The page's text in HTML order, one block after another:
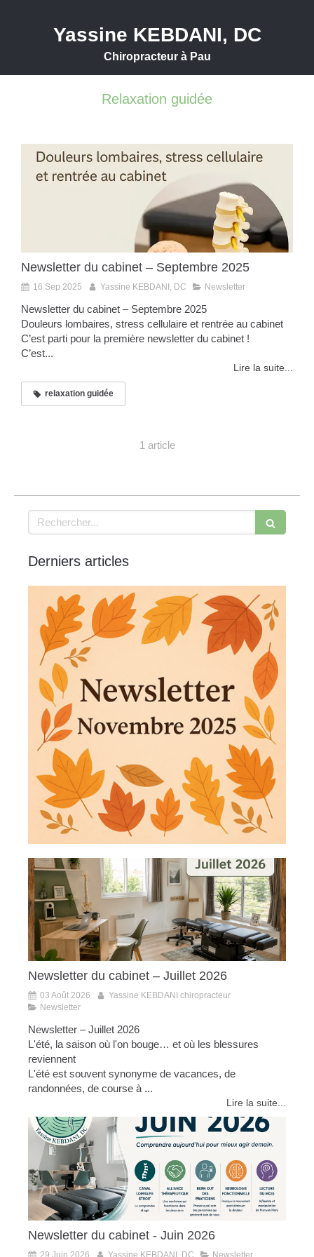
Yassine KEBDANI, DC
Chiropracteur à Pau
Relaxation guidée
Newsletter du cabinet – Septembre 2025
16 Sep 2025 Yassine KEBDANI, DC Newsletter
Newsletter du cabinet – Septembre 2025
Douleurs lombaires, stress cellulaire et rentrée au cabinet
C’est parti pour la première newsletter du cabinet !
C’est...
Lire la suite...
relaxation guidée
1 article
Rechercher
Derniers articles
Newsletter du cabinet – Juillet 2026
03 Août 2026
Yassine KEBDANI chiropracteur
Newsletter
Newsletter – Juillet 2026
L'été, la saison où l'on bouge… et où les blessures
reviennent
L'été est souvent synonyme de vacances, de
randonnées, de course à ...
Lire la suite...
Newsletter du cabinet - Juin 2026
29 Juin 2026 Yassine KEBDANI, DC Newsletter